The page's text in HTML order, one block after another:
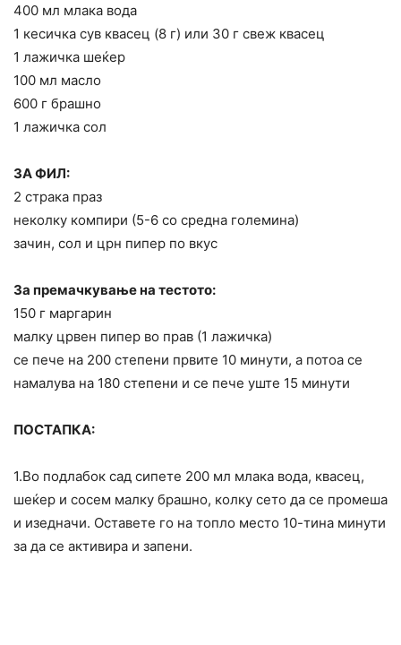
400 мл млака вода
1 кесичка сув квасец (8 г) или 30 г свеж квасец
1 лажичка шеќер
100 мл масло
600 г брашно
1 лажичка сол
ЗА ФИЛ:
2 страка праз
неколку компири (5-6 со средна големина)
зачин, сол и црн пипер по вкус
За премачкување на тестото:
150 г маргарин
малку црвен пипер во прав (1 лажичка)
се пече на 200 степени првите 10 минути, а потоа се
намалува на 180 степени и се пече уште 15 минути
ПОСТАПКА:
1.Во подлабок сад сипете 200 мл млака вода, квасец,
шеќер и сосем малку брашно, колку сето да се промеша
и изедначи. Оставете го на топло место 10-тина минути
за да се активира и запени.